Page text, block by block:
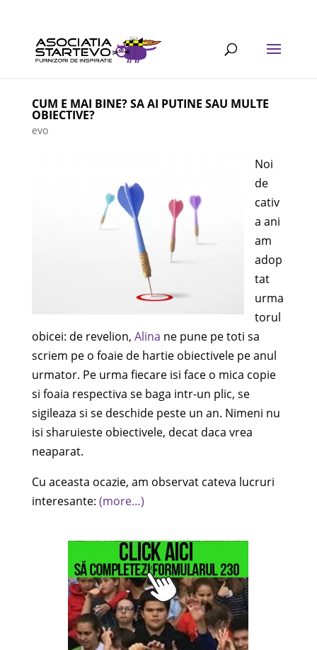
CUM E MAI BINE? SA AI PUTINE SAU MULTE
OBIECTIVE?
evo
Noi
de
cativ
a ani
am
adop
tat
urma
torul
obicei: de revelion, Alina ne pune pe toti sa
scriem pe o foaie de hartie obiectivele pe anul
urmator. Pe urma fiecare isi face o mica copie
si foaia respectiva se baga intr-un plic, se
sigileaza si se deschide peste un an. Nimeni nu
isi sharuieste obiectivele, decat daca vrea
neaparat.
Cu aceasta ocazie, am observat cateva lucruri
interesante: (more…)